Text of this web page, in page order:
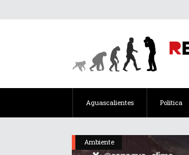
Aguascalientes Política
Ambiente